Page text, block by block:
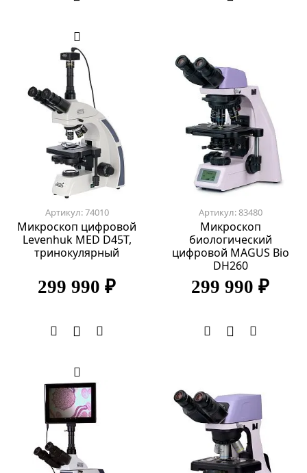
Артикул: 74010
Микроскоп цифровой
Levenhuk MED D45T,
тринокулярный
299 990 ₽
Артикул: 83480
Микроскоп
биологический
цифровой MAGUS Bio
DH260
299 990 ₽